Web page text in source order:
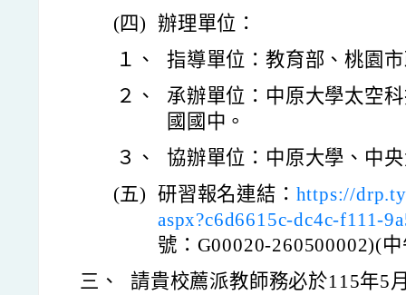
(四) 辦理單位：
１、
指導單位：教育部、桃園
２、
承辦單位：中原大學太空
國國中。
３、
協辦單位：中原大學、中
(五) 研習報名連結： https://
aspx?c6d6615c-dc4c-f111-
號：G00020-260500002)(
三、
請貴校薦派教師務必於115年5